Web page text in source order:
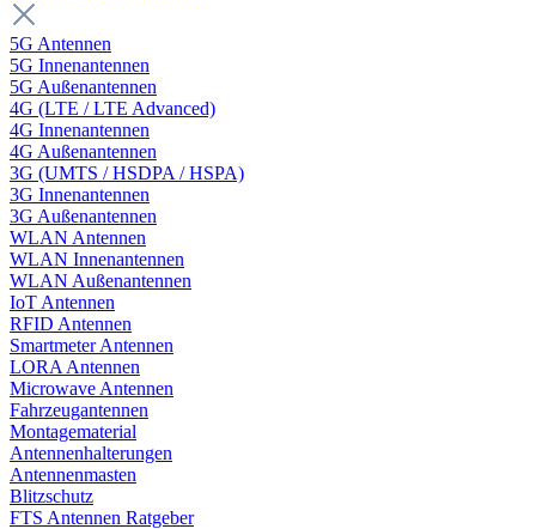
5G Antennen
5G Innenantennen
5G Außenantennen
4G (LTE / LTE Advanced)
4G Innenantennen
4G Außenantennen
3G (UMTS / HSDPA / HSPA)
3G Innenantennen
3G Außenantennen
WLAN Antennen
WLAN Innenantennen
WLAN Außenantennen
IoT Antennen
RFID Antennen
Smartmeter Antennen
LORA Antennen
Microwave Antennen
Fahrzeugantennen
Montagematerial
Antennenhalterungen
Antennenmasten
Blitzschutz
FTS Antennen Ratgeber